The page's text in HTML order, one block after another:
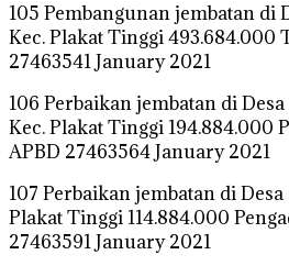
105 Pembangunan jembatan di
Kec. Plakat Tinggi 493.684.000
27463541 January 2021
106 Perbaikan jembatan di Desa
Kec. Plakat Tinggi 194.884.000
APBD 27463564 January 2021
107 Perbaikan jembatan di
Plakat Tinggi 114.884.000
27463591 January 2021